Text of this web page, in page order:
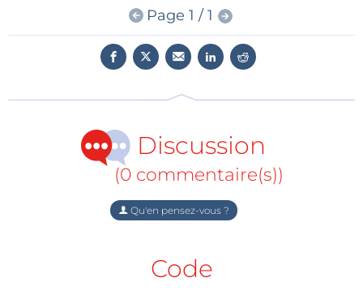
nouvelle gamme d’ordinateurs portables
Page 1 / 1
Discussion
(0 commentaire(s))
Qu'en pensez-vous ?
Code